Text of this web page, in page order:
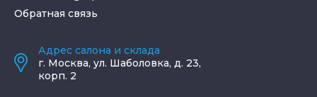
Обратная связь
Адрес салона и склада
г. Москва, ул. Шаболовка, д. 23,
корп. 2